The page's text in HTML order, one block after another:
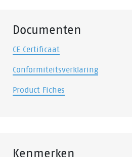
Documenten
CE Certificaat
Conformiteitsverklaring
Product Fiches
Kenmerken